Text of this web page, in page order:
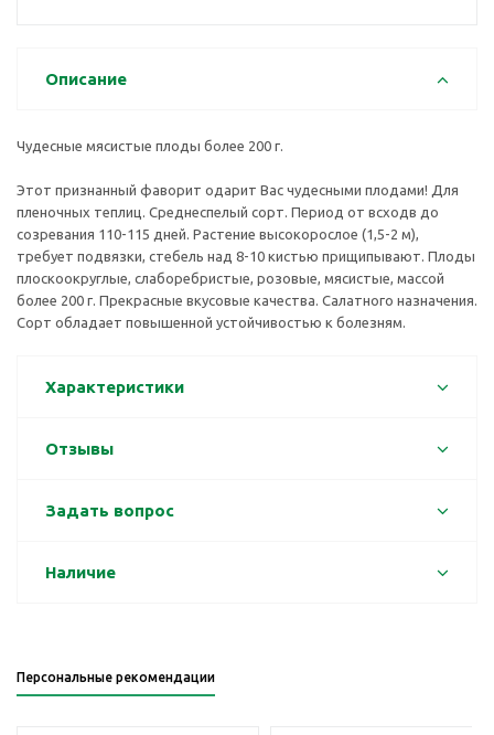
Описание
Чудесные мясистые плоды более 200 г.
Этот признанный фаворит одарит Вас чудесными плодами! Для
пленочных теплиц. Среднеспелый сорт. Период от всходв до
созревания 110-115 дней. Растение высокорослое (1,5-2 м),
требует подвязки, стебель над 8-10 кистью прищипывают. Плоды
плоскоокруглые, слаборебристые, розовые, мясистые, массой
более 200 г. Прекрасные вкусовые качества. Салатного назначения.
Сорт обладает повышенной устойчивостью к болезням.
Характеристики
Отзывы
Задать вопрос
Наличие
Персональные рекомендации